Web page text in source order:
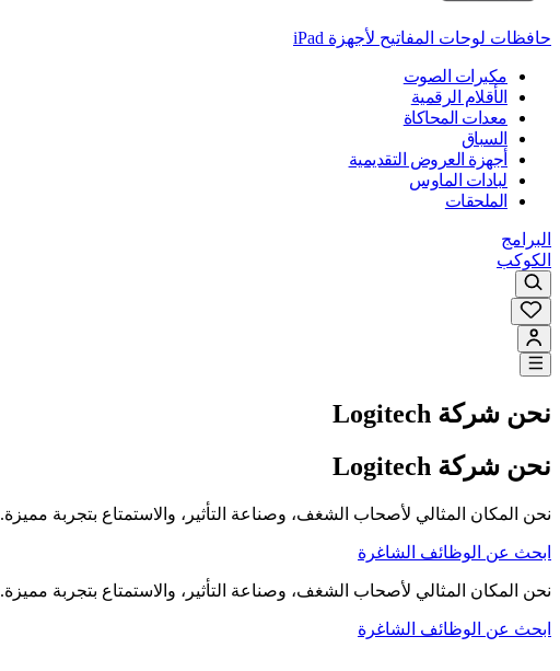
حافظات لوحات المفاتيح لأجهزة ‏iPad
مكبرات الصوت
الأقلام الرقمية
معدات المحاكاة
السباق
أجهزة العروض التقديمية
لبادات الماوس
الملحقات
البرامج
الكوكب
نحن شركة Logitech
نحن شركة Logitech
نحن المكان المثالي لأصحاب الشغف، وصناعة التأثير، والاستمتاع بتجربة مميزة.
ابحث عن الوظائف الشاغرة
نحن المكان المثالي لأصحاب الشغف، وصناعة التأثير، والاستمتاع بتجربة مميزة.
ابحث عن الوظائف الشاغرة